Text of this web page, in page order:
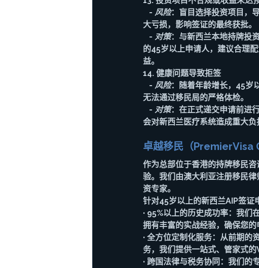
- 风险：盲目选择投资项目，
大亏损，影响签证的最终获批。
- 对策：与新西兰本地持牌投
的45岁以上申请人，建议合理
益。
14. 健康问题导致拒签
- 风险：随着年龄增长，45岁
无法通过移民局的严格体检。
- 对策：在正式递交申请前进
会对新西兰医疗系统造成重大
卓越移民（PremierVisa
作为总部位于香港的持牌移民
验。我们由澳大利亚注册移民
资专家。
针对45岁以上的新西兰AIP签证
· 95%以上的历史成功率：我们
拥有丰富的实战经验，确保您的
· 全方位定制化服务：从前期的
务，我们提供一站式、管家式的
· 跨国法律与税务协同 ：我们的